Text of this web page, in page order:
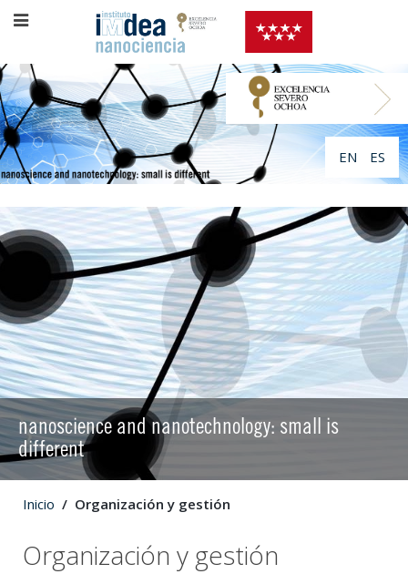
EN ES
nanoscience and nanotechnology: small is
different
Inicio Organización y gestión
Organización y gestión